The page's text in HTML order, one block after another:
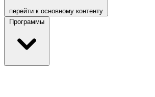
перейти к основному контенту
Программы